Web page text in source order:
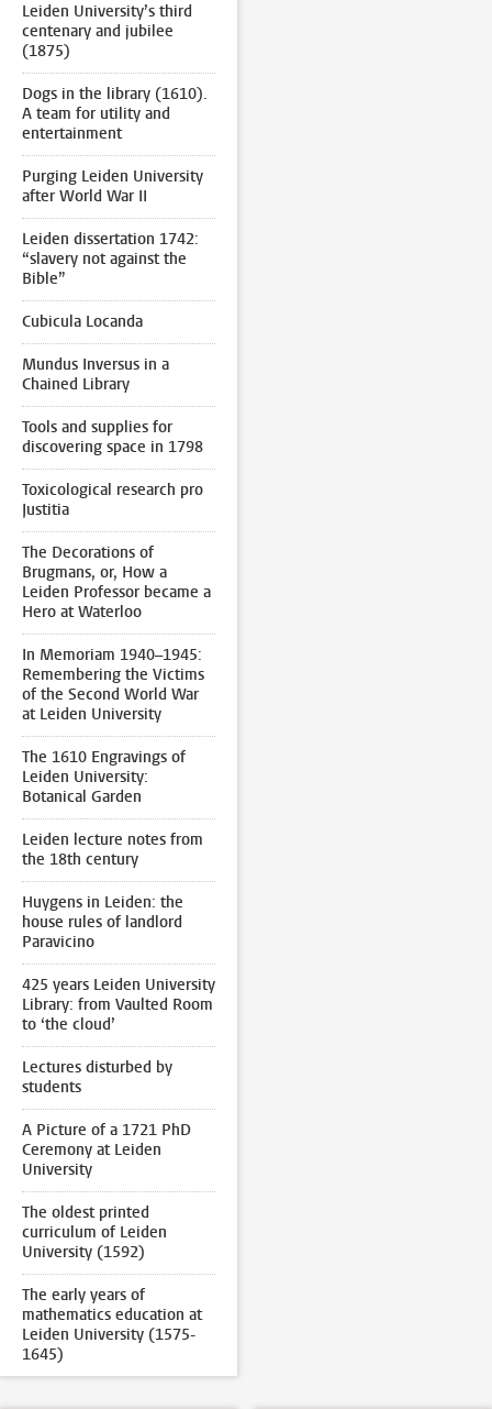
Leiden University’s third
centenary and jubilee
(1875)
Dogs in the library (1610).
A team for utility and
entertainment
Purging Leiden University
after World War II
Leiden dissertation 1742:
“slavery not against the
Bible”
Cubicula Locanda
Mundus Inversus in a
Chained Library
Tools and supplies for
discovering space in 1798
Toxicological research pro
Justitia
The Decorations of
Brugmans, or, How a
Leiden Professor became a
Hero at Waterloo
In Memoriam 1940–1945:
Remembering the Victims
of the Second World War
at Leiden University
The 1610 Engravings of
Leiden University:
Botanical Garden
Leiden lecture notes from
the 18th century
Huygens in Leiden: the
house rules of landlord
Paravicino
425 years Leiden University
Library: from Vaulted Room
to ‘the cloud’
Lectures disturbed by
students
A Picture of a 1721 PhD
Ceremony at Leiden
University
The oldest printed
curriculum of Leiden
University (1592)
The early years of
mathematics education at
Leiden University (1575-
1645)